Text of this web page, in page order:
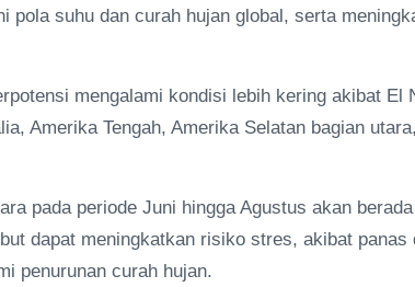
pola suhu dan curah hujan global, serta
mengalami kondisi lebih kering akibat El
Amerika Tengah, Amerika Selatan bagian
pada periode Juni hingga Agustus akan
dapat meningkatkan risiko stres, akibat panas
penurunan curah hujan.